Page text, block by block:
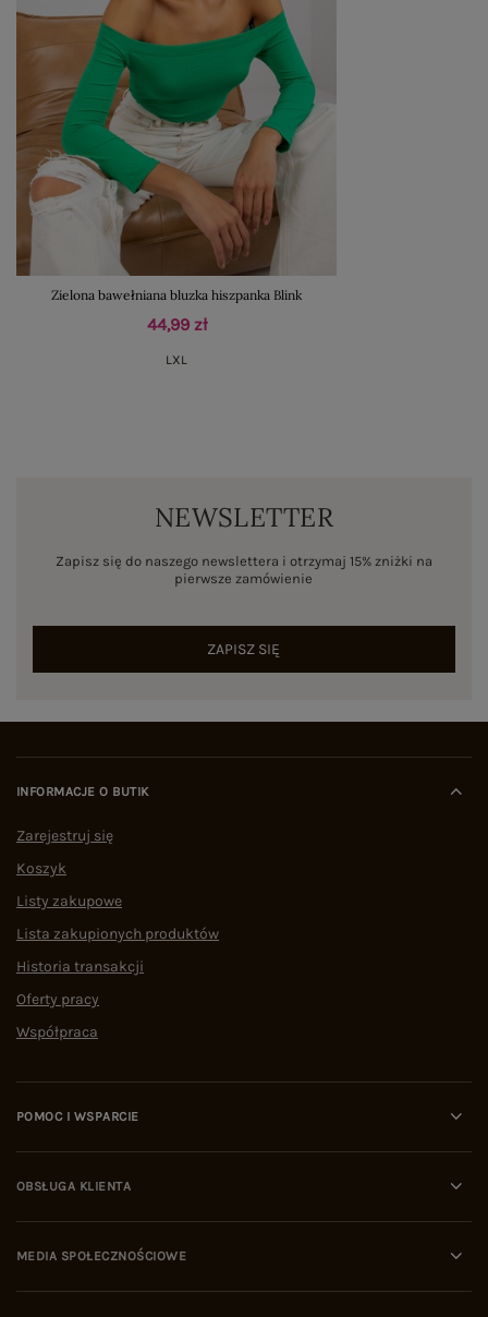
Zielona bawełniana bluzka hiszpanka Blink
44,99 zł
LXL
NEWSLETTER
Zapisz się do naszego newslettera i otrzymaj 15% zniżki na
pierwsze zamówienie
ZAPISZ SIĘ
INFORMACJE O BUTIK
Zarejestruj się
Koszyk
Listy zakupowe
Lista zakupionych produktów
Historia transakcji
Oferty pracy
Współpraca
POMOC I WSPARCIE
OBSŁUGA KLIENTA
MEDIA SPOŁECZNOŚCIOWE